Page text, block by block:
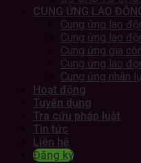
CUNG ỨNG LAO
Cung ứng lao
Cung ứng lao
Cung ứng gia
Cung ứng lao
Cung ứng nhân
Hoạt động
Tuyển dụng
Tra cứu pháp luật
Tin tức
Liên hệ
Đăng ký